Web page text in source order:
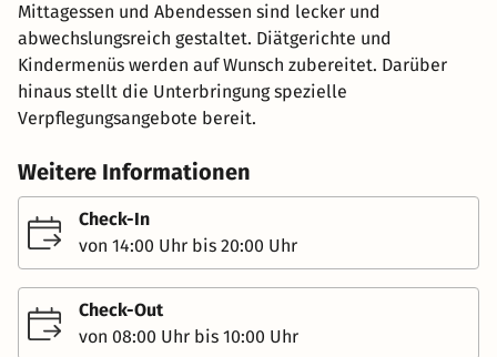
Mittagessen und Abendessen sind lecker und
abwechslungsreich gestaltet. Diätgerichte und
Kindermenüs werden auf Wunsch zubereitet. Darüber
hinaus stellt die Unterbringung spezielle
Verpflegungsangebote bereit.
Weitere Informationen
Check-In
von 14:00 Uhr bis 20:00 Uhr
Check-Out
von 08:00 Uhr bis 10:00 Uhr